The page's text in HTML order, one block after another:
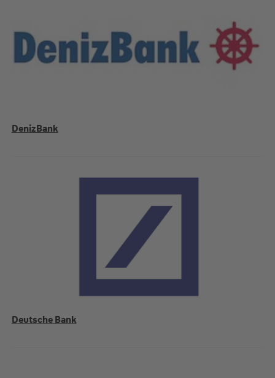
DenizBank
Deutsche Bank